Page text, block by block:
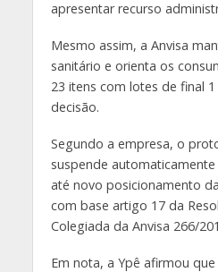
apresentar recurso
Mesmo assim, a Anvisa
sanitário e orienta os
23 itens com lotes de final
decisão.
Segundo a empresa, o
suspende
até novo posicionamento
com base artigo 17 da
Colegiada da Anvisa 266/
Em nota, a Ypê afirmou